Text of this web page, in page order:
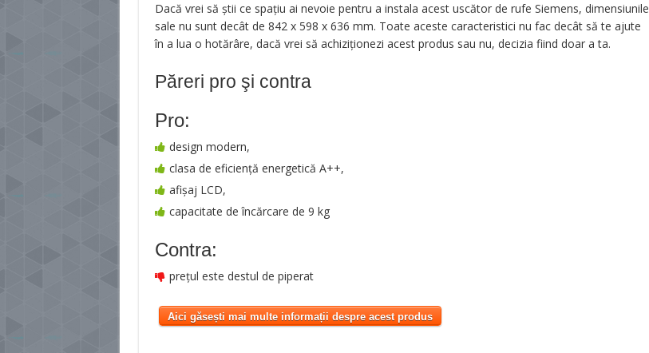
Dacă vrei să ştii ce spaţiu ai nevoie pentru a instala acest uscător de rufe Siemens, dimensiunile
sale nu sunt decât de 842 x 598 x 636 mm. Toate aceste caracteristici nu fac decât să te ajute
în a lua o hotărâre, dacă vrei să achiziţionezi acest produs sau nu, decizia fiind doar a ta.
Păreri pro şi contra
Pro:
design modern,
clasa de eficiență energetică A++,
afișaj LCD,
capacitate de încărcare de 9 kg
Contra:
prețul este destul de piperat
Aici găsești mai multe informații despre acest produs